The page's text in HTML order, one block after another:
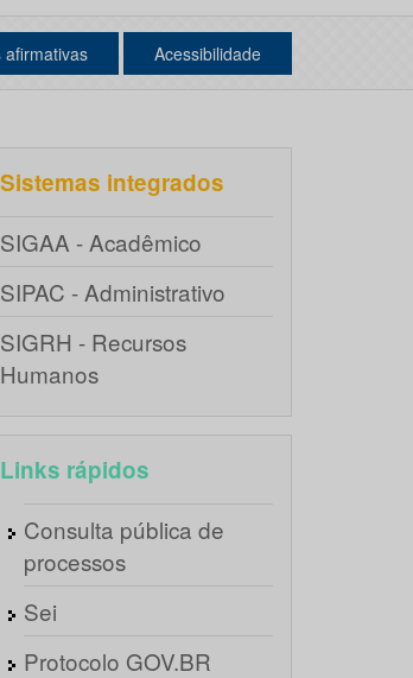
afirmativas Acessibilidade
Sistemas integrados
SIGAA - Acadêmico
SIPAC - Administrativo
SIGRH - Recursos
Humanos
Links rápidos
Consulta pública de
processos
Sei
Protocolo GOV.BR